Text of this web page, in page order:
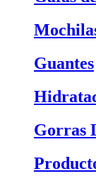
Guantes
Gorras